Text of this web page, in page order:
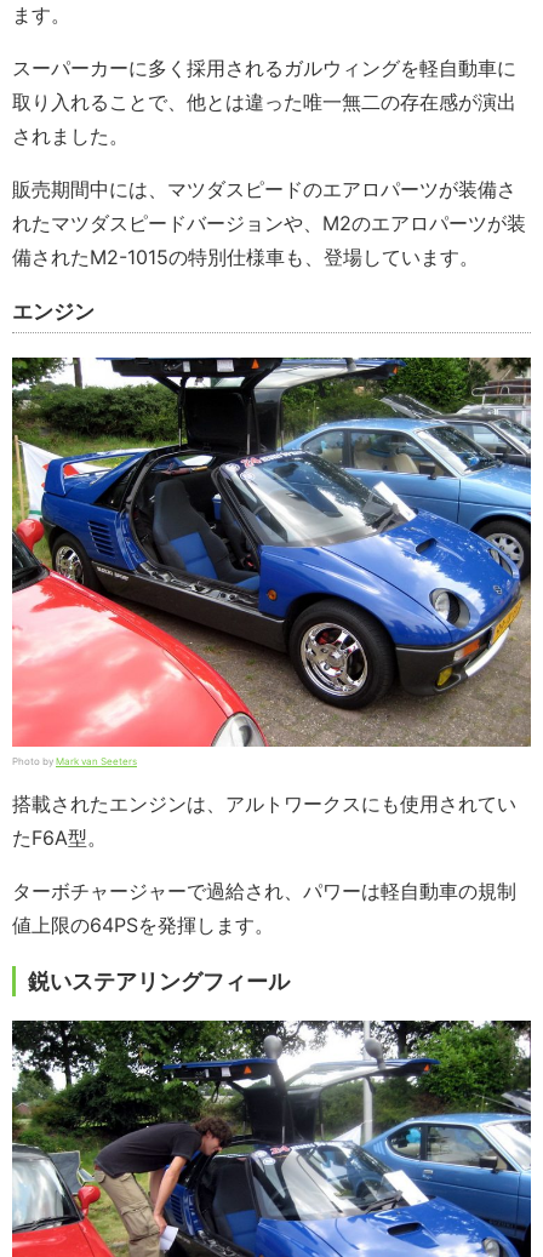
ます。
スーパーカーに多く採用されるガルウィングを軽自動車に
取り入れることで、他とは違った唯一無二の存在感が演出
されました。
販売期間中には、マツダスピードのエアロパーツが装備さ
れたマツダスピードバージョンや、M2のエアロパーツが装
備されたM2-1015の特別仕様車も、登場しています。
エンジン
Photo by Mark van Seeters
搭載されたエンジンは、アルトワークスにも使用されてい
たF6A型。
ターボチャージャーで過給され、パワーは軽自動車の規制
値上限の64PSを発揮します。
鋭いステアリングフィール